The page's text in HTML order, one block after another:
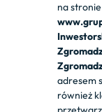
na
adresem
również